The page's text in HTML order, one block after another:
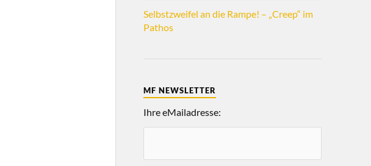
Selbstzweifel an die Rampe! – „Creep“ im
Pathos
MF NEWSLETTER
Ihre eMailadresse: